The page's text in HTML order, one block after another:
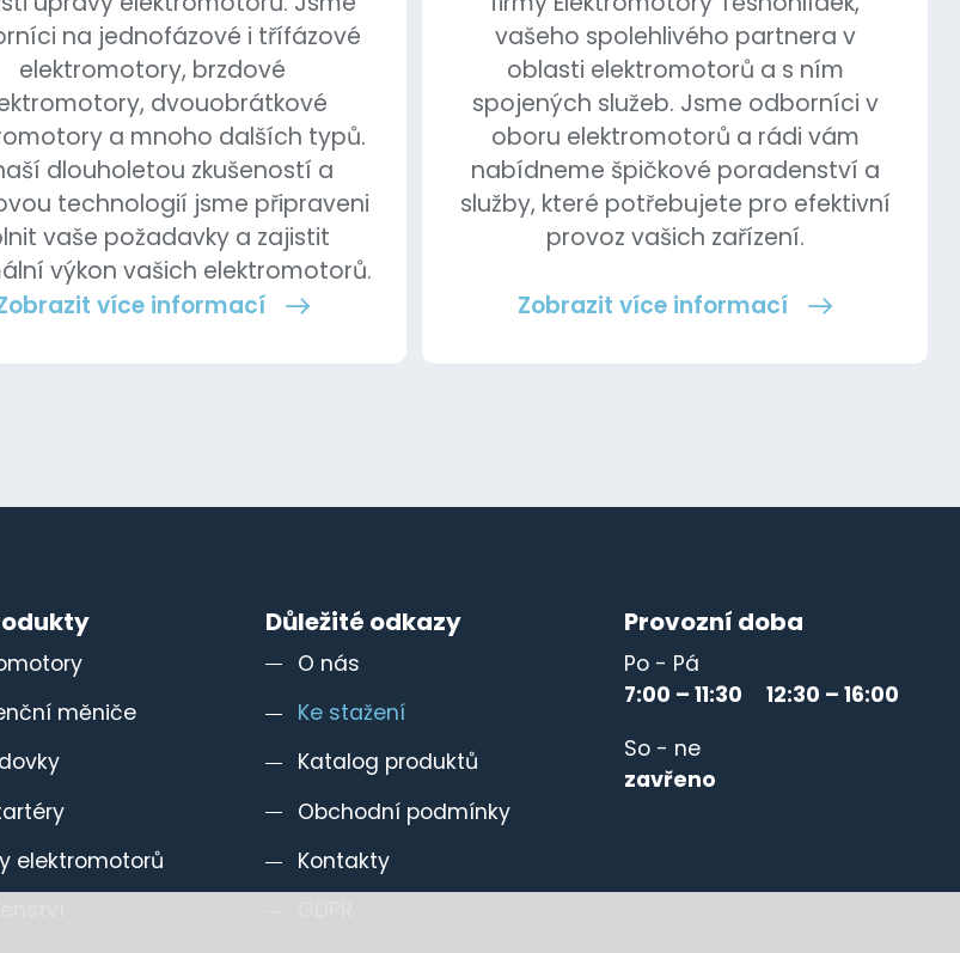
na jednofázové i třífázové
elektromotory, brzdové
dvouobrátkové
a mnoho dalších typů.
dlouholetou zkušeností a
technologií jsme připraveni
vaše požadavky a zajistit
výkon vašich elektromotorů.
více informací
vašeho spolehlivého partnera v
oblasti elektromotorů a s ním
spojených služeb. Jsme odborníci v
oboru elektromotorů a rádi vám
nabídneme špičkové poradenství a
služby, které potřebujete pro efektivní
provoz vašich zařízení.
Zobrazit více informací
měniče
elektromotorů
Důležité odkazy
O nás
Ke stažení
Katalog produktů
Obchodní podmínky
Kontakty
Provozní doba
Po - Pá
7:00 – 11:30 12:30 – 16:00
So - ne
zavřeno